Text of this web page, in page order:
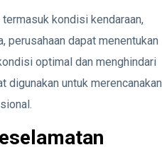
kondisi kendaraan,
perusahaan dapat menentukan
optimal dan menghindari
digunakan untuk merencanakan